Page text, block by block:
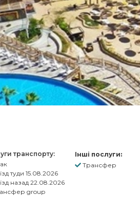
Інші послуги:
Трансфер
транспорту:
туди 15.08.2026
назад 22.08.2026
group